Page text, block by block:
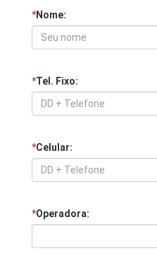
*Nome:
*Tel. Fixo:
*Celular:
*Operadora: